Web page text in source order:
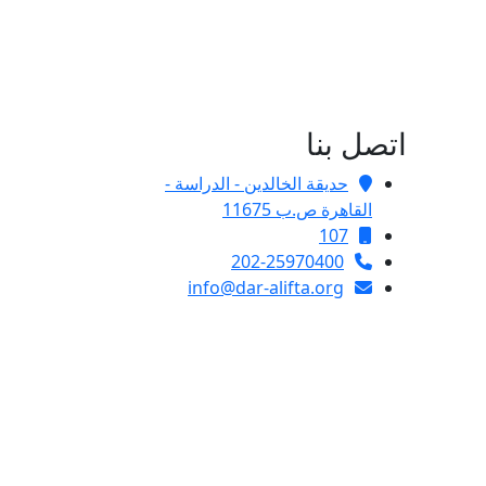
اتصل بنا
حديقة الخالدين - الدراسة -
القاهرة ص.ب 11675
107
202-25970400
info@dar-alifta.org